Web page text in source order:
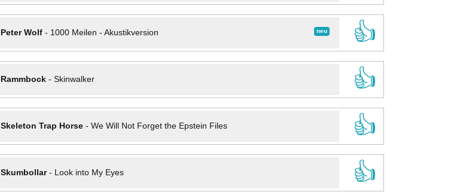
neu
Peter Wolf- 1000 Meilen - Akustikversion
👍
Rammbock- Skinwalker
👍
Skeleton Trap Horse- We Will Not Forget the Epstein Files
👍
Skumbollar- Look into My Eyes
👍